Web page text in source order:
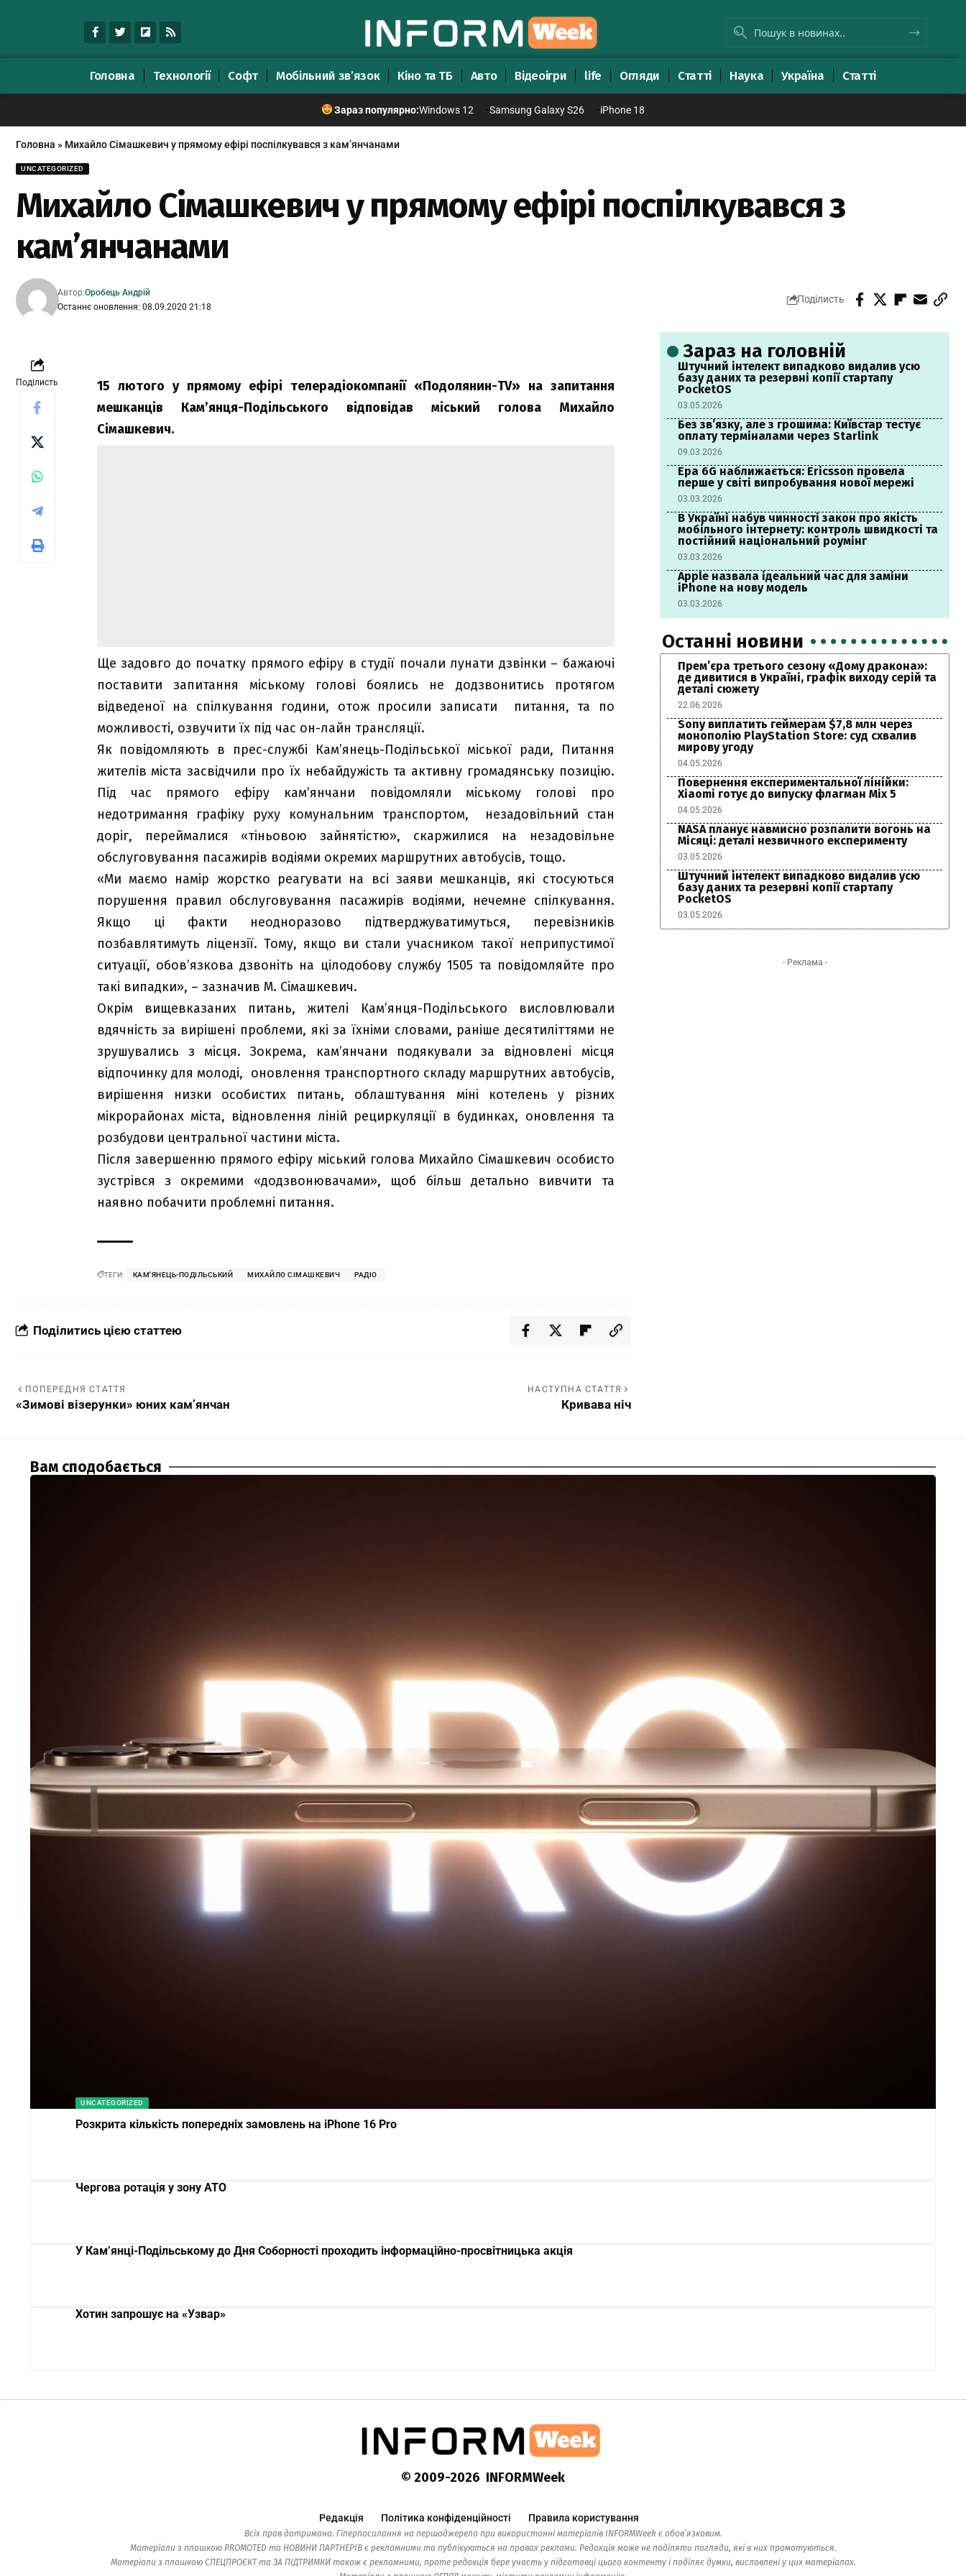
Головна Технології Софт Мобільний зв’язок Кіно та ТБ Авто Відеоігри life Огляди Статті Наука Україна Статті
Зараз популярно:Windows 12 Samsung Galaxy S26 iPhone 18
Головна » Михайло Сімашкевич у прямому ефірі поспілкувався з кам’янчанами
UNCATEGORIZED
Михайло Сімашкевич у прямому ефірі поспілкувався з
кам’янчанами
Останнє оновлення: 08.09.2020 21:18
Автор:Оробець Андрій
Поділисть
Поділисть
15 лютого у прямому ефірі телерадіокомпанії «Подолянин-TV» на запитання
мешканців Кам’янця-Подільського відповідав міський голова Михайло
Сімашкевич.
Ще задовго до початку прямого ефіру в студії почали лунати дзвінки – бажаючі
поставити запитання міському голові боялись не додзвонитись протягом
відведеної на спілкування години, отож просили записати питання, та по
можливості, озвучити їх під час он-лайн трансляції.
Як повідомляють в прес-службі Кам’янець-Подільської міської ради, Питання
жителів міста засвідчили про їх небайдужість та активну громадянську позицію.
Під час прямого ефіру кам’янчани повідомляли міському голові про
недотримання графіку руху комунальним транспортом, незадовільний стан
доріг, переймалися «тіньовою зайнятістю», скаржилися на незадовільне
обслуговування пасажирів водіями окремих маршрутних автобусів, тощо.
«Ми маємо намір жорстко реагувати на всі заяви мешканців, які стосуються
порушення правил обслуговування пасажирів водіями, нечемне спілкування.
Якщо ці факти неодноразово підтверджуватимуться, перевізників
позбавлятимуть ліцензії. Тому, якщо ви стали учасником такої неприпустимої
ситуації, обов’язкова дзвоніть на цілодобову службу 1505 та повідомляйте про
такі випадки», – зазначив М. Сімашкевич.
Окрім вищевказаних питань, жителі Кам’янця-Подільського висловлювали
вдячність за вирішені проблеми, які за їхніми словами, раніше десятиліттями не
зрушувались з місця. Зокрема, кам’янчани подякували за відновлені місця
відпочинку для молоді, оновлення транспортного складу маршрутних автобусів,
вирішення низки особистих питань, облаштування міні котелень у різних
мікрорайонах міста, відновлення ліній рециркуляції в будинках, оновлення та
розбудови центральної частини міста.
Після завершенню прямого ефіру міський голова Михайло Сімашкевич особисто
зустрівся з окремими «додзвонювачами», щоб більш детально вивчити та
наявно побачити проблемні питання.
ТЕГИ: КАМ'ЯНЕЦЬ-ПОДІЛЬСЬКИЙ МИХАЙЛО СІМАШКЕВИЧ РАДІО
Поділитись цією статтею
ПОПЕРЕДНЯ СТАТТЯ
«Зимові візерунки» юних кам’янчан
НАСТУПНА СТАТТЯ
Кривава ніч
Зараз на головній
Штучний інтелект випадково видалив усю
базу даних та резервні копії стартапу
PocketOS
03.05.2026
Без зв’язку, але з грошима: Київстар тестує
оплату терміналами через Starlink
09.03.2026
Ера 6G наближається: Ericsson провела
перше у світі випробування нової мережі
03.03.2026
В Україні набув чинності закон про якість
мобільного інтернету: контроль швидкості та
постійний національний роумінг
03.03.2026
Apple назвала ідеальний час для заміни
iPhone на нову модель
03.03.2026
Останні новини
Прем’єра третього сезону «Дому дракона»:
де дивитися в Україні, графік виходу серій та
деталі сюжету
22.06.2026
Sony виплатить геймерам $7,8 млн через
монополію PlayStation Store: суд схвалив
мирову угоду
04.05.2026
Повернення експериментальної лінійки:
Xiaomi готує до випуску флагман Mix 5
04.05.2026
NASA планує навмисно розпалити вогонь на
Місяці: деталі незвичного експерименту
03.05.2026
Штучний інтелект випадково видалив усю
базу даних та резервні копії стартапу
PocketOS
03.05.2026
- Реклама -
Вам сподобається
UNCATEGORIZED
Розкрита кількість попередніх замовлень на iPhone 16 Pro
Чергова ротація у зону АТО
У Кам’янці-Подільському до Дня Соборності проходить інформаційно-просвітницька акція
Хотин запрошує на «Узвар»
© 2009-2026 INFORMWeek
Редакція Політика конфіденційності Правила користування
Всіх прав дотримано. Гіперпосилання на першоджерело при використанні матеріалів INFORMWeek є обов’язковим.
Матеріали з плашкою PROMOTED та НОВИНИ ПАРТНЕРІВ є рекламними та публікуються на правах реклами. Редакція може не поділяти погляди, які в них промотуються.
Матеріали з плашкою СПЕЦПРОЄКТ та ЗА ПІДТРИМКИ також є рекламними, проте редакція бере участь у підготовці цього контенту і поділяє думки, висловлені у цих матеріалах.